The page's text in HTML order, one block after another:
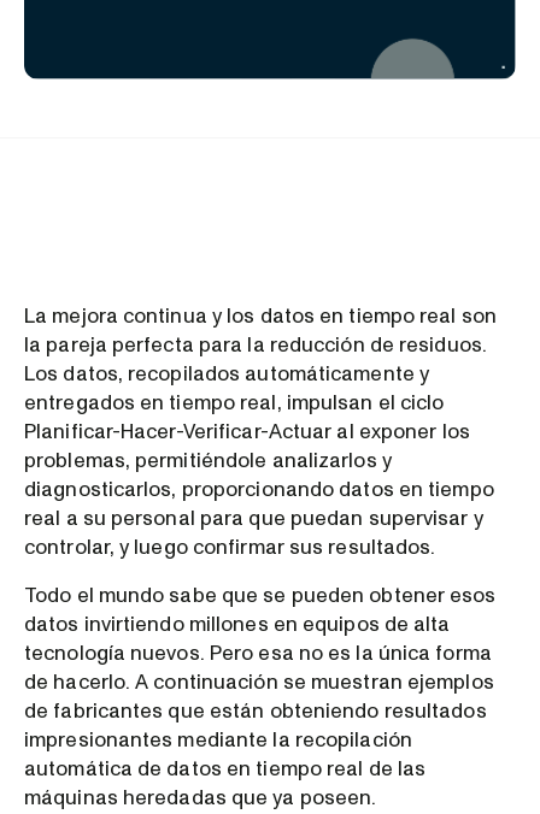
La mejora continua y los datos en tiempo real son
la pareja perfecta para la reducción de residuos.
Los datos, recopilados automáticamente y
entregados en tiempo real, impulsan el ciclo
Planificar-Hacer-Verificar-Actuar al exponer los
problemas, permitiéndole analizarlos y
diagnosticarlos, proporcionando datos en tiempo
real a su personal para que puedan supervisar y
controlar, y luego confirmar sus resultados.
Todo el mundo sabe que se pueden obtener esos
datos invirtiendo millones en equipos de alta
tecnología nuevos. Pero esa no es la única forma
de hacerlo. A continuación se muestran ejemplos
de fabricantes que están obteniendo resultados
impresionantes mediante la recopilación
automática de datos en tiempo real de las
máquinas heredadas que ya poseen.